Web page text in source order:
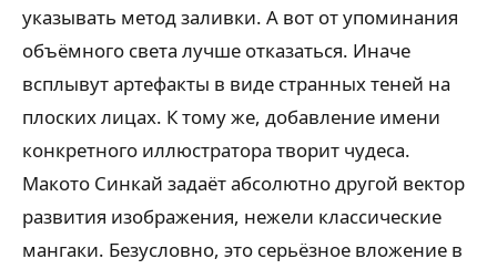
указывать метод заливки. А вот от упоминания
объёмного света лучше отказаться. Иначе
всплывут артефакты в виде странных теней на
плоских лицах. К тому же, добавление имени
конкретного иллюстратора творит чудеса.
Макото Синкай задаёт абсолютно другой вектор
развития изображения, нежели классические
мангаки. Безусловно, это серьёзное вложение в